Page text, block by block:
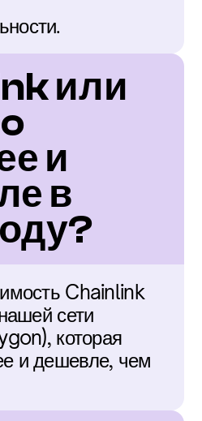
или
и
в
Chainlink
сети
которая
и дешевле, чем